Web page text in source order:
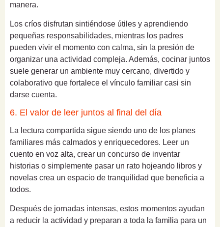
manera.
Los críos disfrutan sintiéndose útiles y aprendiendo
pequeñas responsabilidades, mientras los padres
pueden vivir el momento con calma, sin la presión de
organizar una actividad compleja. Además, cocinar juntos
suele generar un ambiente muy cercano, divertido y
colaborativo que fortalece el vínculo familiar casi sin
darse cuenta.
6. El valor de leer juntos al final del día
La lectura compartida sigue siendo uno de los planes
familiares más calmados y enriquecedores. Leer un
cuento en voz alta, crear un concurso de inventar
historias o simplemente pasar un rato hojeando libros y
novelas crea un espacio de tranquilidad que beneficia a
todos.
Después de jornadas intensas, estos momentos ayudan
a reducir la actividad y preparan a toda la familia para un